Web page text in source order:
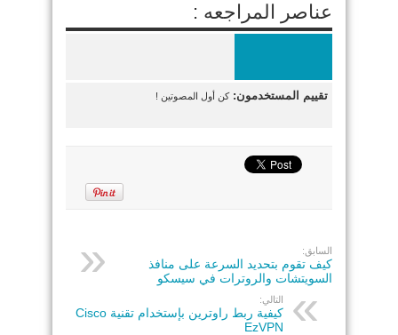
عناصر المراجعه :
تقييم المستخدمون:كن أول المصوتين !
السابق:
كيف تقوم بتحديد السرعة على منافذ
السويتشات والروترات في سيسكو
التالي:
كيفية ربط راوترين بإستخدام تقنية Cisco
EzVPN